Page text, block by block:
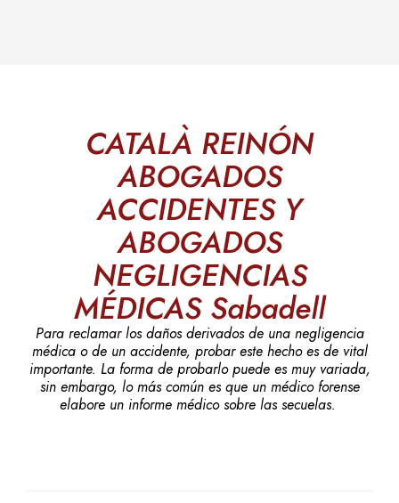
CATALÀ REINÓN
ABOGADOS
ACCIDENTES Y
ABOGADOS
NEGLIGENCIAS
MÉDICAS Sabadell
Para reclamar los daños derivados de una negligencia
médica o de un accidente, probar este hecho es de vital
importante. La forma de probarlo puede es muy variada,
sin embargo, lo más común es que un médico forense
elabore un informe médico sobre las secuelas.